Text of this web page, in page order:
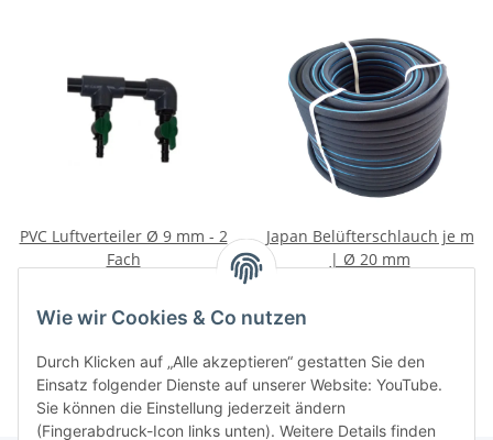
Wie wir Cookies & Co nutzen
Durch Klicken auf „Alle akzeptieren“ gestatten Sie den
Einsatz folgender Dienste auf unserer Website: YouTube.
Sie können die Einstellung jederzeit ändern
(Fingerabdruck-Icon links unten). Weitere Details finden
PVC Luftverteiler Ø 9 mm - 2
Fach
Japan Belüfterschlauch je m
| Ø 20 mm